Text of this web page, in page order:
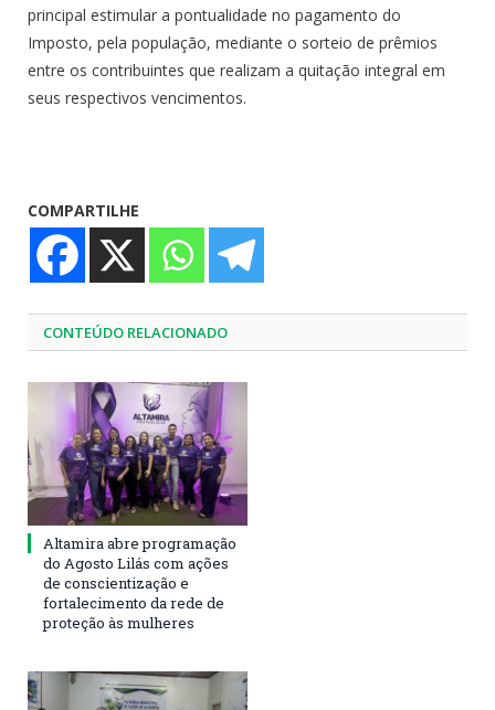
principal estimular a pontualidade no pagamento do
Imposto, pela população, mediante o sorteio de prêmios
entre os contribuintes que realizam a quitação integral em
seus respectivos vencimentos.
COMPARTILHE
CONTEÚDO RELACIONADO
Altamira abre programação
do Agosto Lilás com ações
de conscientização e
fortalecimento da rede de
proteção às mulheres